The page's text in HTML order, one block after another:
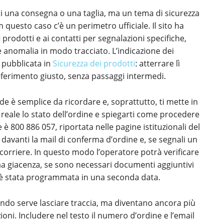
consegna o una taglia, ma un tema di sicurezza
caso c’è un perimetro ufficiale. Il sito ha
e ai contatti per segnalazioni specifiche,
in modo tracciato. L’indicazione dei
in Sicurezza dei prodotti: atterrare lì
giusto, senza passaggi intermedi.
è semplice da ricordare e, soprattutto, ti mette in
lo stato dell’ordine e spiegarti come procedere
800 886 057, riportata nelle pagine istituzionali del
la mail di conferma d’ordine e, se segnali un
In questo modo l’operatore potrà verificare
giacenza, se sono necessari documenti aggiuntivi
stata programmata in una seconda data.
serve lasciare traccia, ma diventano ancora più
Includere nel testo il numero d’ordine e l’email